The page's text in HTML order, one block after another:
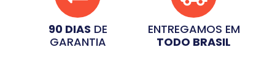
90 DIAS DE
GARANTIA
ENTREGAMOS EM
TODO BRASIL